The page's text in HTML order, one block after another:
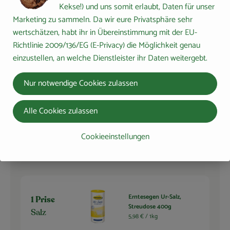
50 g
Mandelblä
ttchen
Auswahl ändern
Rapunzel
Mandelblättchen 100g
37,90 € /1kg
Artikelanzahl
3,79 €
1 Prise
Salz
Erntesegen Ur-Salz,
Streudose 400g
5,98 € /1kg
Kekse!) und uns somit erlaubt, Daten für unser
Marketing zu sammeln. Da wir eure Privatsphäre sehr
wertschätzen, habt ihr in Übereinstimmung mit der EU-
Richtlinie 2009/136/EG (E-Privacy) die Möglichkeit genau
einzustellen, an welche Dienstleister ihr Daten weitergebt.
Cookieeinstellungen
Nur notwendige Cookies zulassen
Alle Cookies zulassen